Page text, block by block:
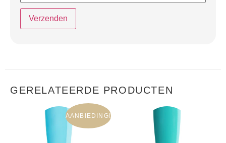
GERELATEERDE PRODUCTEN
AANBIEDING!